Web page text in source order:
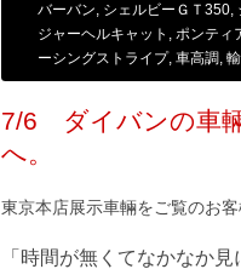
バーバン, シェルビーＧＴ350,
ジャーヘルキャット , ポンティ
ーシングストライプ, 車高調 ,
7/6 ダイバンの車
へ。
東京本店展示車輛をご覧のお
「時間が無くてなかなか